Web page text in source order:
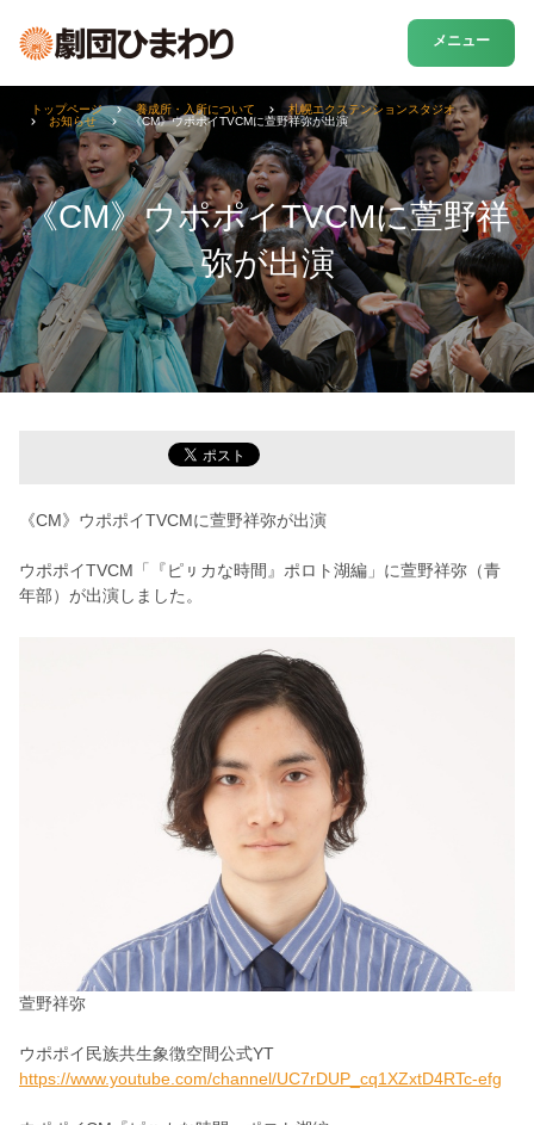
メニュー
《CM》ウポポイTVCMに萱野祥
弥が出演
トップページ 養成所・入所について
札幌エクステンションスタジオ
お知らせ
《CM》ウポポイTVCMに萱野祥弥が出演
《CM》ウポポイTVCMに萱野祥弥が出演
ウポポイTVCM 「 『ピㇼカな時間』ポロト湖編 」 に萱野祥弥 （青
年部） が出演しました。
萱野祥弥
ウポポイ民族共生象徴空間公式YT
https://www.youtube.com/channel/UC7rDUP_cq1XZxtD4RTc-efg